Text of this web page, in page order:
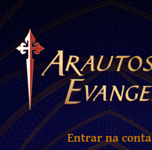
Entrar na conta